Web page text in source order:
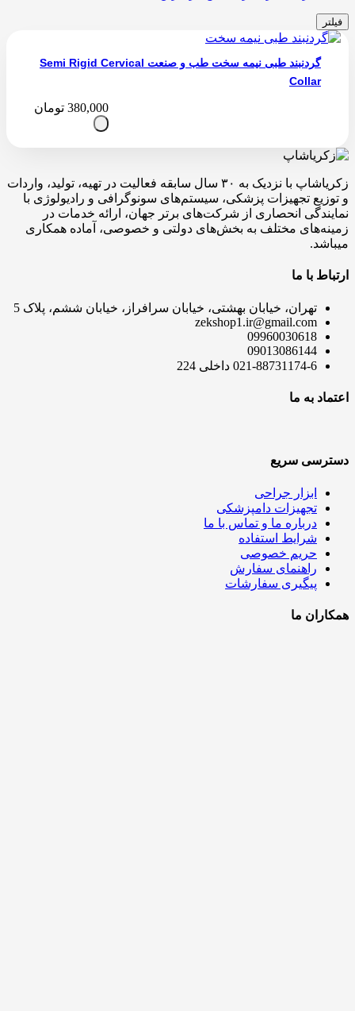
فیلتر
گردنبند طبی نیمه سخت طب و صنعت Semi Rigid Cervical
Collar
380,000 تومان
زکریاشاپ با نزدیک به ۳۰ سال سابقه فعالیت در تهیه، تولید، واردات
و توزیع تجهیزات پزشکی، سیستم‌های سونوگرافی و رادیولوژی با
نمایندگی انحصاری از شرکت‌های برتر جهان، ارائه خدمات در
زمینه‌های مختلف به بخش‌های دولتی و خصوصی، آماده همکاری
میباشد.
ارتباط با ما
تهران، خیابان بهشتی، خیابان سرافراز، خیابان ششم، پلاک 5
zekshop1.ir@gmail.com
09960030618
09013086144
021-88731174-6 داخلی 224
اعتماد به ما
دسترسی سریع
ابزار جراحی
تجهیزات دامپزشکی
درباره ما و تماس با ما
شرایط استفاده
حریم خصوصی
راهنمای سفارش
پیگیری سفارشات
همکاران ما